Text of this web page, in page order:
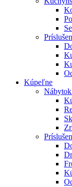
Kúpeľne